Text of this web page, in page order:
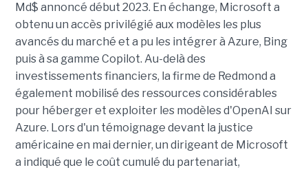
Md$ annoncé début 2023. En échange, Microsoft a
obtenu un accès privilégié aux modèles les plus
avancés du marché et a pu les intégrer à Azure, Bing
puis à sa gamme Copilot. Au-delà des
investissements financiers, la firme de Redmond a
également mobilisé des ressources considérables
pour héberger et exploiter les modèles d'OpenAI sur
Azure. Lors d'un témoignage devant la justice
américaine en mai dernier, un dirigeant de Microsoft
a indiqué que le coût cumulé du partenariat,